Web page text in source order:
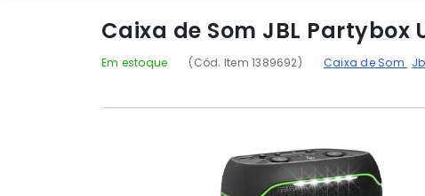
Caixa de Som JBL Partybox
Em estoque (Cód. Item 1389692) Caixa de Som